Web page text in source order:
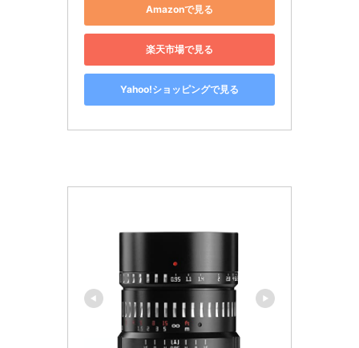
Amazonで見る
楽天市場で見る
Yahoo!ショッピングで見る